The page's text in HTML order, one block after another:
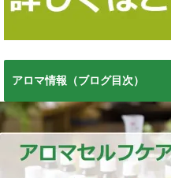
アロマ情報（ブログ目次）